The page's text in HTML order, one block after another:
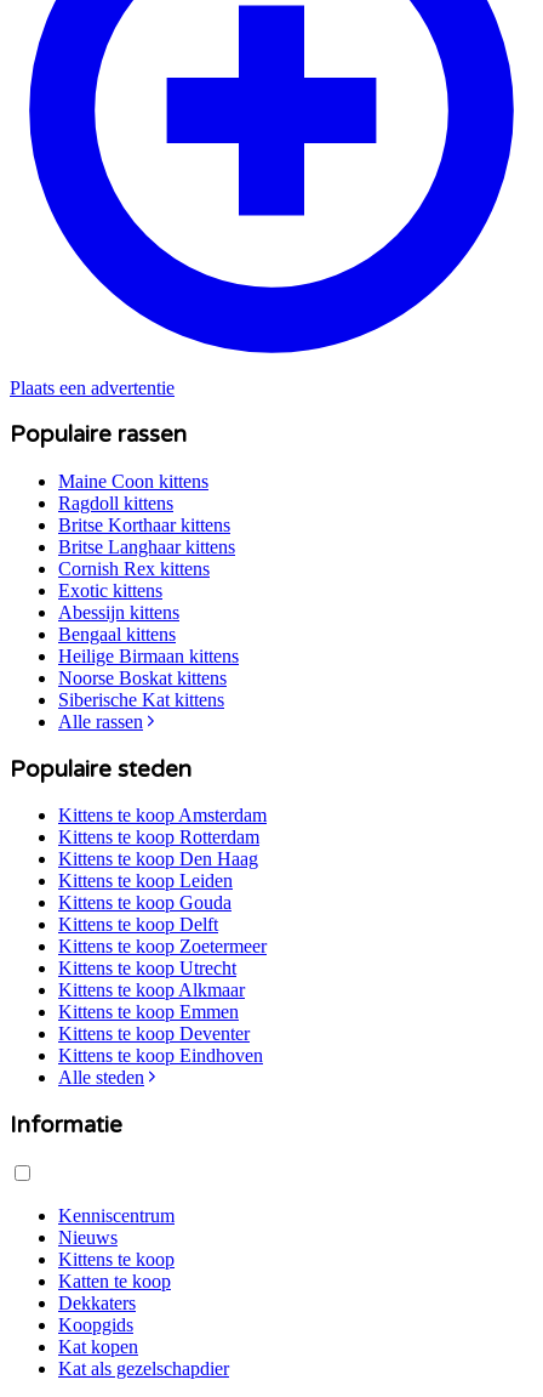
Plaats een advertentie
Populaire rassen
Maine Coon kittens
Ragdoll kittens
Britse Korthaarkittens
Britse Langhaarkittens
Cornish Rex kittens
Exotic kittens
Abessijn kittens
Bengaal kittens
Heilige Birmaan kittens
Noorse Boskat kittens
Siberische Kat kittens
Alle rassen
Populaire steden
Kittens te koopAmsterdam
Kittens te koop Rotterdam
Kittens te koop Den Haag
Kittens te koop Leiden
Kittens te koop Gouda
Kittens te koop Delft
Kittens te koop Zoetermeer
Kittens te koop Utrecht
Kittens te koopAlkmaar
Kittens te koop Emmen
Kittens te koop Deventer
Kittens te koop Eindhoven
Alle steden
Informatie
Kenniscentrum
Nieuws
Kittens te koop
Katten te koop
Dekkaters
Koopgids
Kat kopen
Kat als gezelschapdier